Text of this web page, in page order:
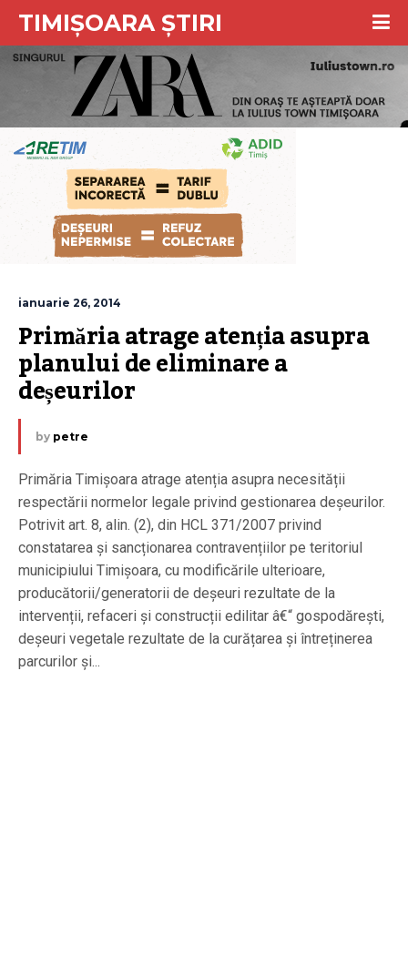
TIMIȘOARA ȘTIRI
ianuarie 26, 2014
Primăria atrage atenția asupra
planului de eliminare a
deșeurilor
by petre
Primăria Timișoara atrage atenția asupra necesității
respectării normelor legale privind gestionarea deșeurilor.
Potrivit art. 8, alin. (2), din HCL 371/2007 privind
constatarea și sancționarea contravențiilor pe teritoriul
municipiului Timișoara, cu modificările ulterioare,
producătorii/generatorii de deșeuri rezultate de la
intervenții, refaceri și construcții edilitar â€“ gospodărești,
deșeuri vegetale rezultate de la curățarea și întreținerea
parcurilor și...